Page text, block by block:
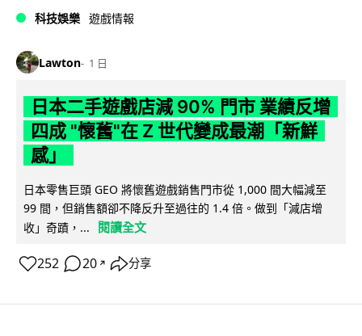
科技娛樂 遊戲情報
Lawton 1 日
日本二手遊戲店減 90% 門市 業績反增
四成 "懷舊"在 Z 世代變成最潮「新鮮
感」
日本零售巨頭 GEO 將懷舊遊戲銷售門市從 1,000 間大幅減至
99 間，但銷售額卻不降反升至過往的 1.4 倍。做到「減店增
收」奇蹟，...
閱讀全文
252 20 ↗ 分享